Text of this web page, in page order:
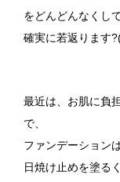
をどんどんなくし
確実に若返ります
最近は、お肌に負
で、
ファンデーション
日焼け止めを塗る